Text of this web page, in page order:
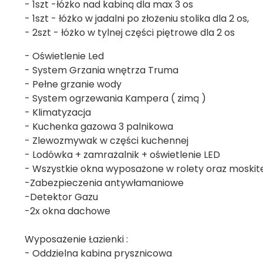
- 1szt -łóżko nad kabiną dla max 3 os
- 1szt - łóżko w jadalni po złożeniu stolika dla 2 os,
- 2szt - łóżko w tylnej części piętrowe dla 2 os
- Oświetlenie Led
- System Grzania wnętrza Truma
- Pełne grzanie wody
- System ogrzewania Kampera ( zimą )
- Klimatyzacja
- Kuchenka gazowa 3 palnikowa
- Zlewozmywak w części kuchennej
- Lodówka + zamrażalnik + oświetlenie LED
- Wszystkie okna wyposażone w rolety oraz
-Zabezpieczenia antywłamaniowe
-Detektor Gazu
-2x okna dachowe
Wyposażenie Łazienki :
- Oddzielna kabina prysznicowa